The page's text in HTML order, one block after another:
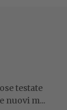
testate
nuovi m...